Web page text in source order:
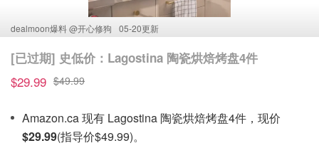
dealmoon爆料 @开心修狗 05-20更新
[已过期] 史低价：Lagostina 陶瓷烘焙烤盘4件
$29.99 $49.99
Amazon.ca 现有 Lagostina 陶瓷烘焙烤盘4件，现价
$29.99(指导价$49.99)。